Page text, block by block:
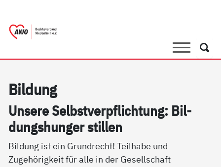
SucheSuche
Bil­dung
Un­se­re Selbst­verpf­lich­tung: Bil­
dungs­hun­ger stil­len
Bildung ist ein Grundrecht! Teilhabe und
Zugehörigkeit für alle in der Gesellschaft